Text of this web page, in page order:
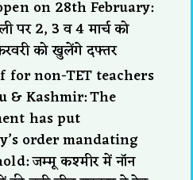
on 28th February:
पर 2, 3 व 4 मार्च को
को खुलेंगे दफ्तर
for non-TET teachers
& Kashmir: The
has put
order mandating
जम्मू कश्मीर में नॉन